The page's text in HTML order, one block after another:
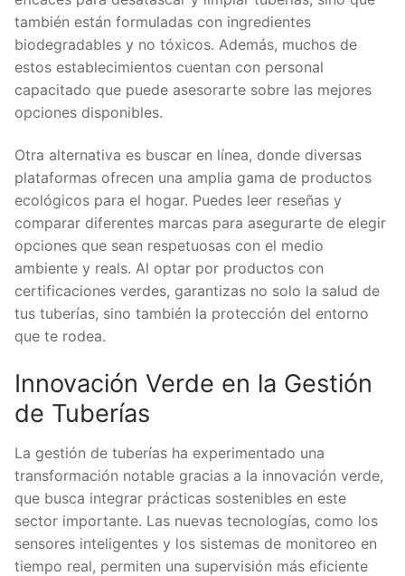
también están formuladas con ingredientes
biodegradables y no tóxicos. Además, muchos de
estos establecimientos cuentan con personal
capacitado que puede asesorarte sobre las mejores
opciones disponibles.
Otra alternativa es buscar en línea, donde diversas
plataformas ofrecen una amplia gama de productos
ecológicos para el hogar. Puedes leer reseñas y
comparar diferentes marcas para asegurarte de elegir
opciones que sean respetuosas con el medio
ambiente y reals. Al optar por productos con
certificaciones verdes, garantizas no solo la salud de
tus tuberías, sino también la protección del entorno
que te rodea.
Innovación Verde en la Gestión
de Tuberías
La gestión de tuberías ha experimentado una
transformación notable gracias a la innovación verde,
que busca integrar prácticas sostenibles en este
sector importante. Las nuevas tecnologías, como los
sensores inteligentes y los sistemas de monitoreo en
tiempo real, permiten una supervisión más eficiente